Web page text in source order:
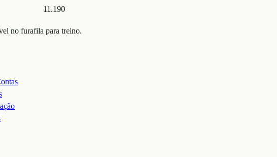
11.190
no furafila para treino.